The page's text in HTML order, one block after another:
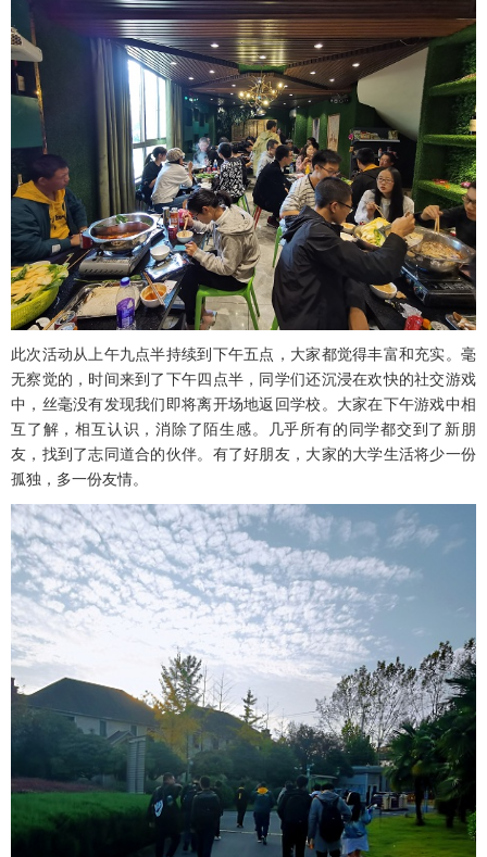
此次活动从上午九点半持续到下午五点，大家都觉得丰富和充实。毫
无察觉的，时间来到了下午四点半，同学们还沉浸在欢快的社交游戏
中，丝毫没有发现我们即将离开场地返回学校。大家在下午游戏中相
互了解，相互认识，消除了陌生感。几乎所有的同学都交到了新朋
友，找到了志同道合的伙伴。有了好朋友，大家的大学生活将少一份
孤独，多一份友情。